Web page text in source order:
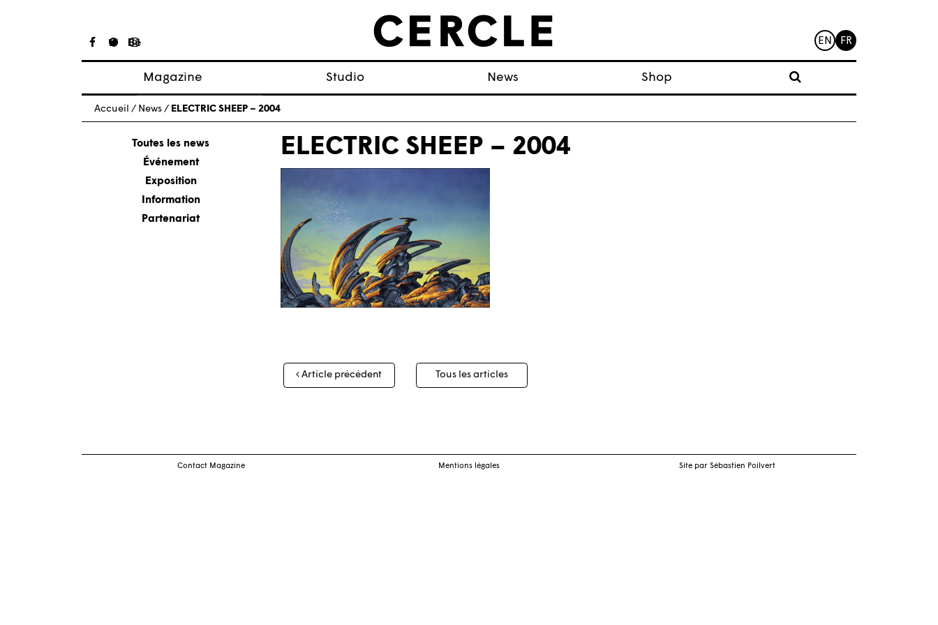
EN FR
Magazine
Articles
À propos
Numéros
Studio News Shop
Accueil / News / ELECTRIC SHEEP – 2004
Toutes les news
Événement
Exposition
Information
Partenariat
ELECTRIC SHEEP – 2004
Navigation
des
Article précédent Tous les articles
Contact Magazine Mentions légales Site par Sébastien Poilvert